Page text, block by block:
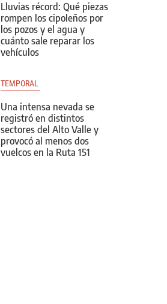
Lluvias récord: Qué piezas
rompen los cipoleños por
los pozos y el agua y
cuánto sale reparar los
vehículos
TEMPORAL
Una intensa nevada se
registró en distintos
sectores del Alto Valle y
provocó al menos dos
vuelcos en la Ruta 151